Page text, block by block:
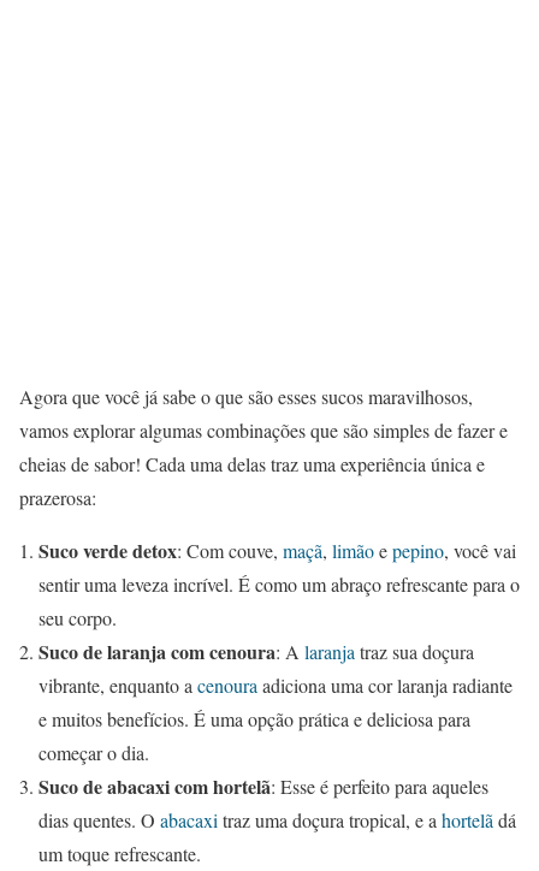
Agora que você já sabe o que são esses sucos maravilhosos,
vamos explorar algumas combinações que são simples de fazer e
cheias de sabor! Cada uma delas traz uma experiência única e
prazerosa:
Suco verde detox: Com couve, maçã, limãoepepino, você vai
sentir uma leveza incrível. É como um abraço refrescante para o
seu corpo.
Suco de laranja com cenoura: A laranja traz sua doçura
vibrante, enquanto a cenoura adiciona uma cor laranja radiante
e muitos benefícios. É uma opção prática e deliciosa para
começar o dia.
Suco de abacaxi com hortelã: Esse é perfeito para aqueles
dias quentes. O abacaxi traz uma doçura tropical, e a hortelã dá
um toque refrescante.